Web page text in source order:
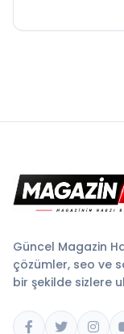
Güncel Magazin
çözümler, seo ve
bir şekilde sizlere